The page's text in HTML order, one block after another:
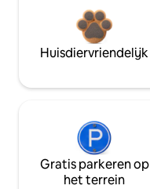
Huisdiervriendelijk
Gratis parkeren op
het terrein